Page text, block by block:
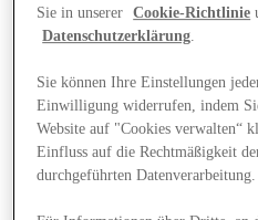
Angebote
Sie in unserer
Cookie-Richtlinie
Datenschutzerklärung.
Sie können Ihre Einstellungen
Einwilligung widerrufen, indem
Website auf "Cookies verwalten“
Einfluss auf die Rechtmäßigkeit
durchgeführten Datenverarbeitung.